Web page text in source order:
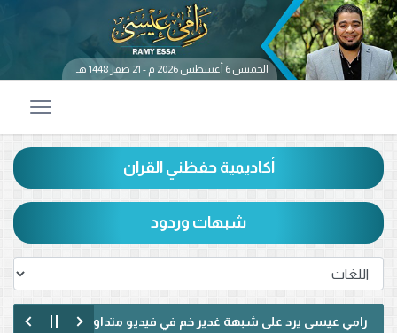
الخميس 6 أغسطس 2026 م - 21 صفر 1448 هـ
أكاديمية حفظني القرآن
شبهات وردود
عيسى يرد على شبهة غدير خم في فيديو متداول.. ماذا قال عن حديث